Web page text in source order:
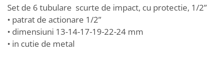
Set de 6 tubulare scurte de impact, cu protectie, 1/2”
• patrat de actionare 1/2”
• dimensiuni 13-14-17-19-22-24 mm
• in cutie de metal